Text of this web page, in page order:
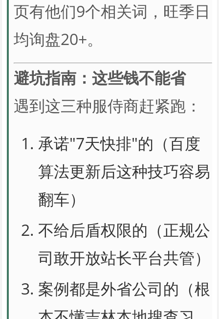
页有他们9个相关词，旺季日
均询盘20+。
避坑指南：这些钱不能省
遇到这三种服侍商赶紧跑：
承诺"7天快排"的（百度
算法更新后这种技巧容易
翻车）
不给后盾权限的（正规公
司敢开放站长平台共管）
案例都是外省公司的（根